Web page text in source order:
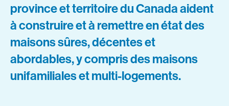
province et territoire du Canada aident
à construire et à remettre en état des
maisons sûres, décentes et
abordables, y compris des maisons
unifamiliales et multi-logements.